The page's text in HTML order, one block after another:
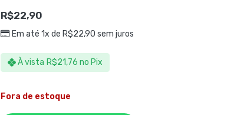
R$22,90
Em até 1x de R$22,90 sem juros
À vista R$21,76 no Pix
Fora de estoque